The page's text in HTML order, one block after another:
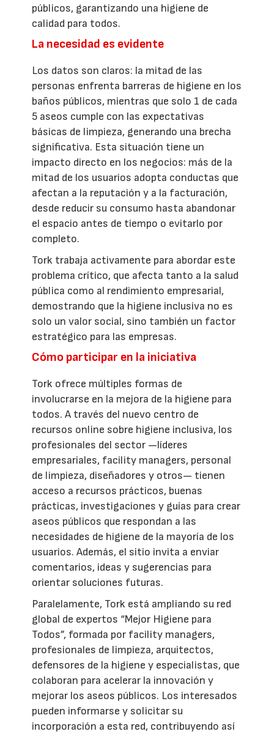
públicos, garantizando una higiene de
calidad para todos.
La necesidad es evidente
Los datos son claros: la mitad de las
personas enfrenta barreras de higiene en los
baños públicos, mientras que solo 1 de cada
5 aseos cumple con las expectativas
básicas de limpieza, generando una brecha
significativa. Esta situación tiene un
impacto directo en los negocios: más de la
mitad de los usuarios adopta conductas que
afectan a la reputación y a la facturación,
desde reducir su consumo hasta abandonar
el espacio antes de tiempo o evitarlo por
completo.
Tork trabaja activamente para abordar este
problema crítico, que afecta tanto a la salud
pública como al rendimiento empresarial,
demostrando que la higiene inclusiva no es
solo un valor social, sino también un factor
estratégico para las empresas.
Cómo participar en la iniciativa
Tork ofrece múltiples formas de
involucrarse en la mejora de la higiene para
todos. A través del nuevo centro de
recursos online sobre higiene inclusiva, los
profesionales del sector —líderes
empresariales, facility managers, personal
de limpieza, diseñadores y otros— tienen
acceso a recursos prácticos, buenas
prácticas, investigaciones y guías para crear
aseos públicos que respondan a las
necesidades de higiene de la mayoría de los
usuarios. Además, el sitio invita a enviar
comentarios, ideas y sugerencias para
orientar soluciones futuras.
Paralelamente, Tork está ampliando su red
global de expertos “Mejor Higiene para
Todos”, formada por facility managers,
profesionales de limpieza, arquitectos,
defensores de la higiene y especialistas, que
colaboran para acelerar la innovación y
mejorar los aseos públicos. Los interesados
pueden informarse y solicitar su
incorporación a esta red, contribuyendo así